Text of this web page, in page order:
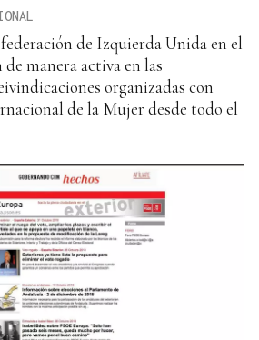
federación de Izquierda Unida en el
manera activa en las
organizadas con
de la Mujer desde todo el